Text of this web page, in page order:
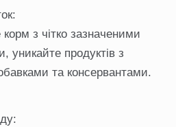
з чітко зазначеними
уникайте продуктів з
та консервантами.